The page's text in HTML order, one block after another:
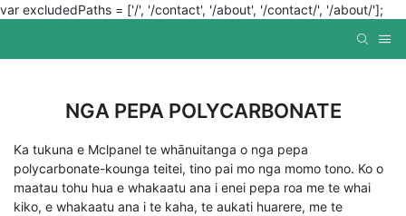
var excludedPaths = ['/', '/contact', '/about', '/contact/', '/about/'];
NGA PEPA POLYCARBONATE
Ka tukuna e Mclpanel te whānuitanga o nga pepa
polycarbonate-kounga teitei, tino pai mo nga momo tono. Ko o
maatau tohu hua e whakaatu ana i enei pepa roa me te whai
kiko, e whakaatu ana i te kaha, te aukati huarere, me te